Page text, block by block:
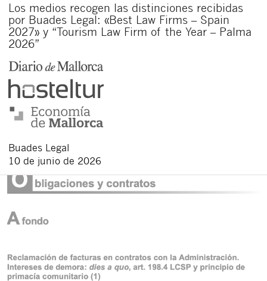
Los medios recogen las distinciones recibidas
por Buades Legal: «Best Law Firms – Spain
2027» y “Tourism Law Firm of the Year – Palma
2026”
Buades Legal
10 de junio de 2026